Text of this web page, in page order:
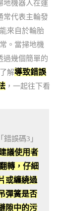
地機器人在運
常代表主輪發
來自於輪胎
。當掃地機
過幾個簡單的
解導致錯誤
，一起往下看
誤碼3」
議使用者
轉，仔細
或纏繞過
彈簧是否
隙中的污